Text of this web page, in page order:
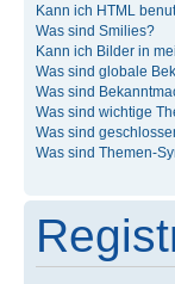
Kann ich HTML
Was sind Smilies?
Kann ich Bilder in
Was sind globale
Was sind
Was sind wichtige
Was sind
Was sind Themen-